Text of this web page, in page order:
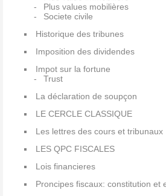
Plus values mobilières
Societe civile
Historique des tribunes
Imposition des dividendes
Impot sur la fortune
Trust
La déclaration de soupçon
LE CERCLE CLASSIQUE
Les lettres des cours et tribunaux
LES QPC FISCALES
Lois financieres
Proncipes fiscaux: constitution et